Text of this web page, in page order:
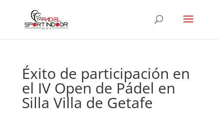
Éxito de participación en
el IV Open de Pádel en
Silla Villa de Getafe